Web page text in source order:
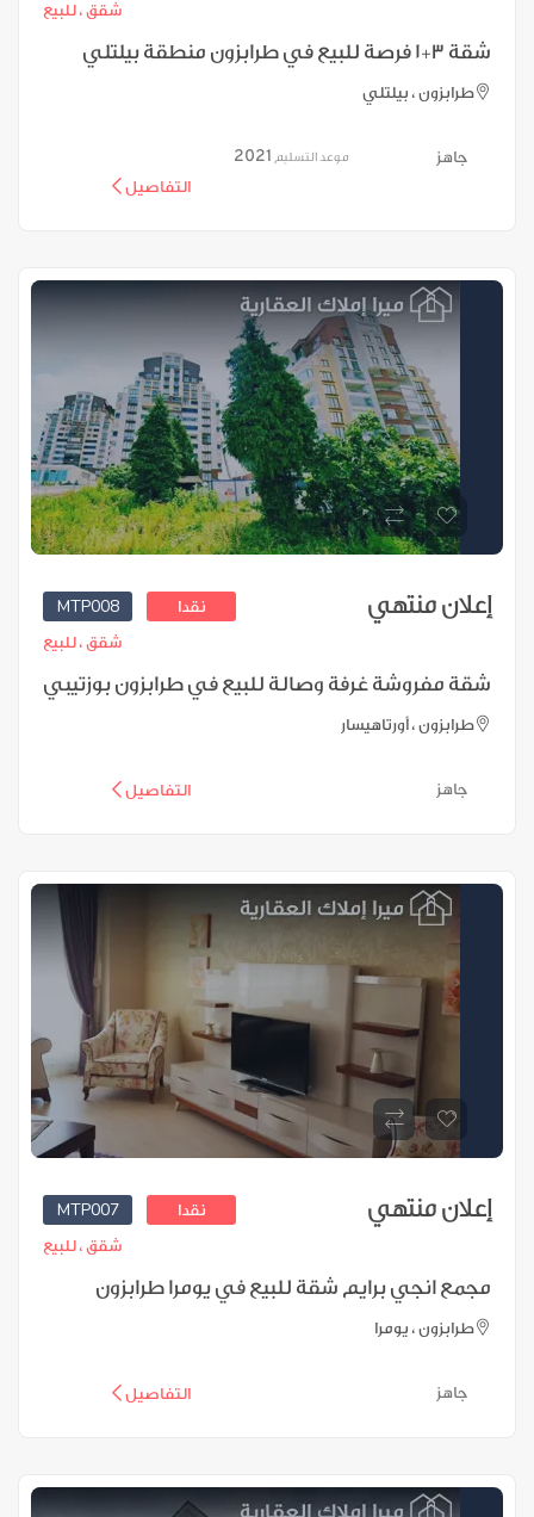
شقق ،للبيع
شقة 3+1 فرصة للبيع في طرابزون منطقة بيلتلي
طرابزون ، بيلتلي
موعد التسليم 2021
التفاصيل
MTP008 نقدا إعلان منتهي
شقق ،للبيع
شقة مفروشة غرفة وصالة للبيع في طرابزون بوزتيبي
طرابزون ، أورتاهيسار
التفاصيل
MTP007 نقدا إعلان منتهي
شقق ،للبيع
مجمع انجي برايم شقة للبيع في يومرا طرابزون
طرابزون ، يومرا
التفاصيل